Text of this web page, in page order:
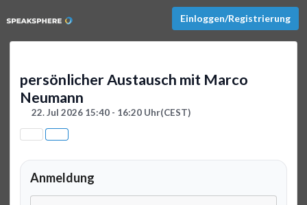
Einloggen/Registrierung
persönlicher Austausch mit Marco
Neumann
22. Jul 2026 15:40 - 16:20 Uhr(CEST)
Anmeldung